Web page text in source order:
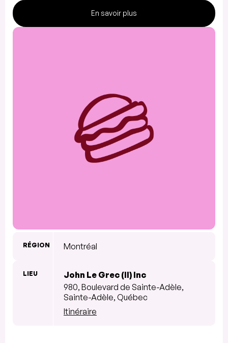
En savoir plus
RÉGION Montréal
LIEU
John Le Grec (II) Inc
980, Boulevard de Sainte-Adèle,
Sainte-Adèle, Québec
Itinéraire